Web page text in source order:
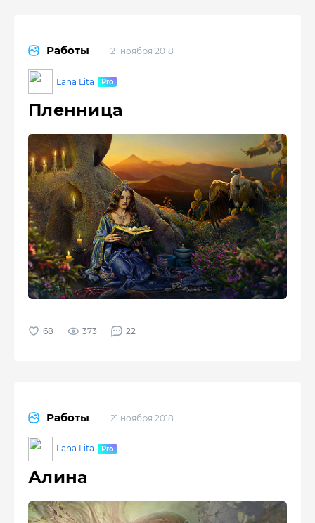
Работы 21 ноября 2018
Lana Lita
Пленница
373 22
Работы 21 ноября 2018
Lana Lita
Алина